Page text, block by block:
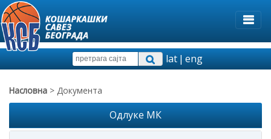
lat|eng
Насловна > Документа
Одлуке МК